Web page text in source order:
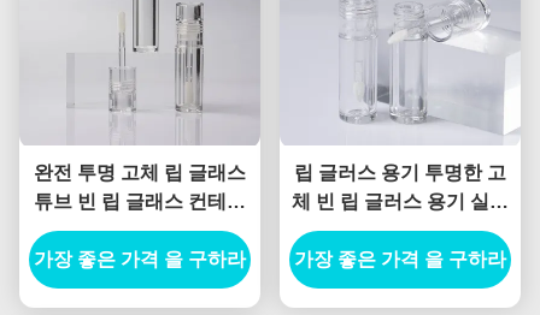
완전 투명 고체 립 글래스
튜브 빈 립 글래스 컨테이
너 실린더 빈 립 글래스 튜
브
가장 좋은 가격 을 구하라
립 글러스 용기 투명한 고
체 빈 립 글러스 용기 실린
더 립 글러스 튜브 도매
가장 좋은 가격 을 구하라